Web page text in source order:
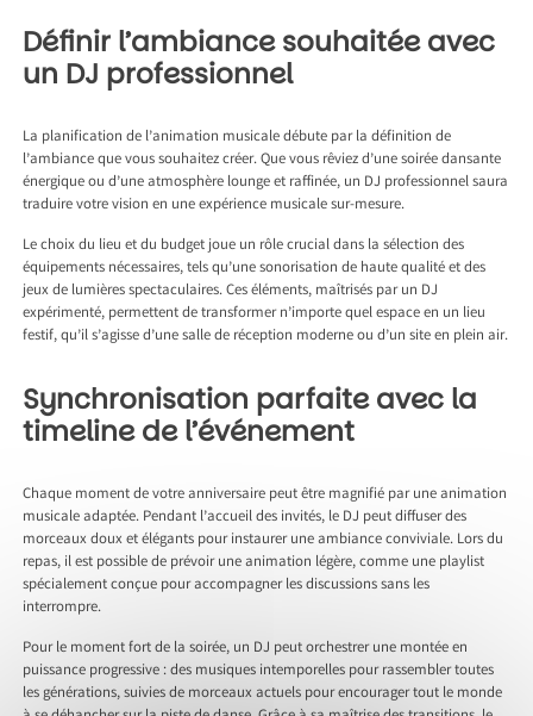
Définir l’ambiance souhaitée avec
un DJ professionnel
La planification de l’animation musicale débute par la définition de
l’ambiance que vous souhaitez créer. Que vous rêviez d’une soirée dansante
énergique ou d’une atmosphère lounge et raffinée, un DJ professionnel saura
traduire votre vision en une expérience musicale sur-mesure.
Le choix du lieu et du budget joue un rôle crucial dans la sélection des
équipements nécessaires, tels qu’une sonorisation de haute qualité et des
jeux de lumières spectaculaires. Ces éléments, maîtrisés par un DJ
expérimenté, permettent de transformer n’importe quel espace en un lieu
festif, qu’il s’agisse d’une salle de réception moderne ou d’un site en plein air.
Synchronisation parfaite avec la
timeline de l’événement
Chaque moment de votre anniversaire peut être magnifié par une animation
musicale adaptée. Pendant l’accueil des invités, le DJ peut diffuser des
morceaux doux et élégants pour instaurer une ambiance conviviale. Lors du
repas, il est possible de prévoir une animation légère, comme une playlist
spécialement conçue pour accompagner les discussions sans les
interrompre.
Pour le moment fort de la soirée, un DJ peut orchestrer une montée en
puissance progressive : des musiques intemporelles pour rassembler toutes
les générations, suivies de morceaux actuels pour encourager tout le monde